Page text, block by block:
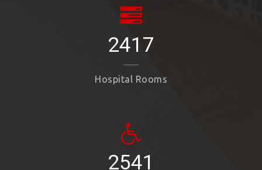
2417
Hospital Rooms
2541